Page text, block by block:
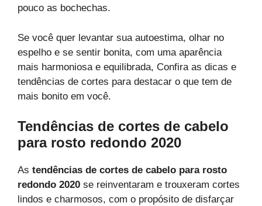
pouco as bochechas.
Se você quer levantar sua autoestima, olhar no
espelho e se sentir bonita, com uma aparência
mais harmoniosa e equilibrada, Confira as dicas e
tendências de cortes para destacar o que tem de
mais bonito em você.
Tendências de cortes de cabelo
para rosto redondo 2020
As tendências de cortes de cabelo para rosto
redondo 2020 se reinventaram e trouxeram cortes
lindos e charmosos, com o propósito de disfarçar